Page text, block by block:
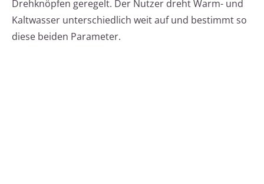
Drehknöpfen geregelt. Der Nutzer dreht Warm- und
Kaltwasser unterschiedlich weit auf und bestimmt so
diese beiden Parameter.